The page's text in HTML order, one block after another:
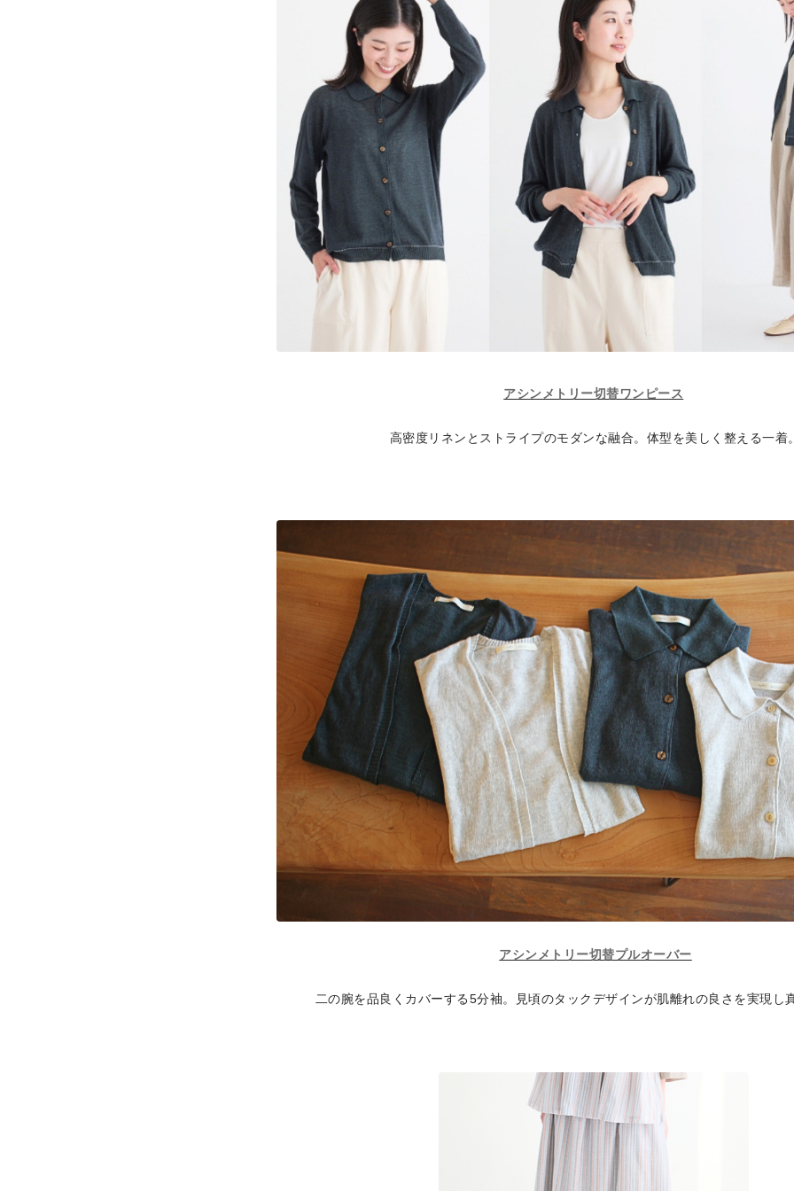
アシンメトリー切替ワンピース
高密度リネンとストライプのモダンな融合。体型を美しく整える一着
アシンメトリー切替プルオーバー
二の腕を品良くカバーする5分袖。見頃のタックデザインが肌離れの良さを実現し